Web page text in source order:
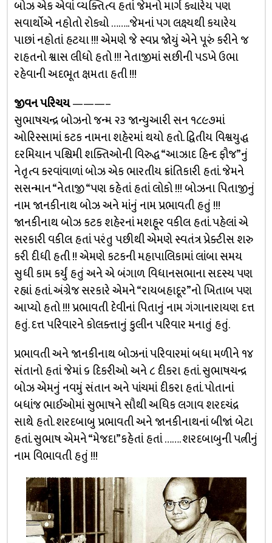
બોઝ એક એવાં વ્યક્તિત્વ હતાં જેમનો માર્ગ ક્યારેય પણ
સવાર્થોએ નહોતો રોક્યો ……..જેમનાં પગ લક્ષ્યથી કયારેય
પાછાં નહોતાં હટયા !!! એમણે જે સ્વપ્ન જોયું એને પૂરું કરીને જ
રાહતનો શ્વાસ લીધો હતો !!! નેતાજીમાં સછીની પડખે ઉભા
રહેવાની અદભૂત ક્ષમતા હતી !!!
જીવન પરિચય———–
સુભાષચન્દ્ર બોઝનો જન્મ ૨૩ જાન્યુઆરી સન ૧૮૯૭માં
ઓરિસ્સામાં કટક નામના શહેરમાં થયો હતો. દ્વિતીય વિશ્વયુદ્ધ
દરમિયાન પશ્ચિમી શક્તિઓની વિરુદ્ધ “આઝાદ હિન્દ ફૌજ”નું
નેતૃત્વ કરવાંવાળાં બોઝ એક ભારતીય ક્રાંતિકારી હતાં. જેમને
સસન્માન “નેતાજી “પણ કહેતાં હતાં લોકો !!! બોઝના પિતાજીનું
નામ જાનકીનાથ બોઝ અને માંનું નામ પ્રભાવતી હતું !!!
જાનકીનાથ બોઝ કટક શહેરનાં મશહૂર વકીલ હતાં. પહેલાં એ
સરકારી વકીલ હતાં પરંતુ પછીથી એમણે સ્વતંત્ર પ્રેક્ટીસ શરુ
કરી દીધી હતી !! એમણે કટકની મહાપાલિકામાં લાંબા સમય
સુધી કામ કર્યું હતું અને એ બંગાળ વિધાનસભાના સદસ્ય પણ
રહ્યાં હતાં. અંગ્રેજ સરકારે એમને “રાયબહાદૂર”નો ખિતાબ પણ
આપ્યો હતો !!! પ્રભાવતી દેવીનાં પિતાનું નામ ગંગાનારાયણ દત્ત
હતું. દત્ત પરિવારને કોલક્ત્તાનું કુલીન પરિવાર મનાતું હતું.
પ્રભાવતી અને જાનકીનાથ બોઝનાં પરિવારમાં બધા મળીને ૧૪
સંતાનો હતાં જેમાં ૬ દિકરીઓ અને ૮ દીકરા હતાં. સુભાષચન્દ્ર
બોઝ એમનું નવમું સંતાન અને પાંચમાં દીકરા હતાં. પોતાનાં
બધાંજ ભાઈઓમાં સુભાષને સૌથી અધિક લગાવ શરદચંદ્ર
સાથે હતો. શરદબાબુ પ્રભાવતી અને જાનકીનાથનાં બીજાં બેટા
હતાં. સુભાષ એમને “મેજદા”કહેતાં હતાં ……. શરદબાબુની પત્નીનું
નામ વિભાવતી હતું !!!